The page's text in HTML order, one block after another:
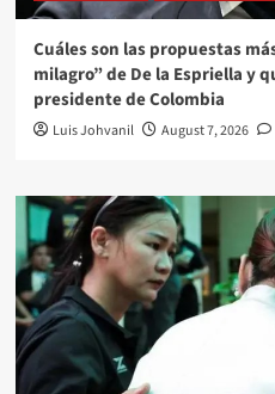
Cuáles son las propuestas
milagro” de De la Espriella y
presidente de Colombia
Luis Johvanil August 7, 2026